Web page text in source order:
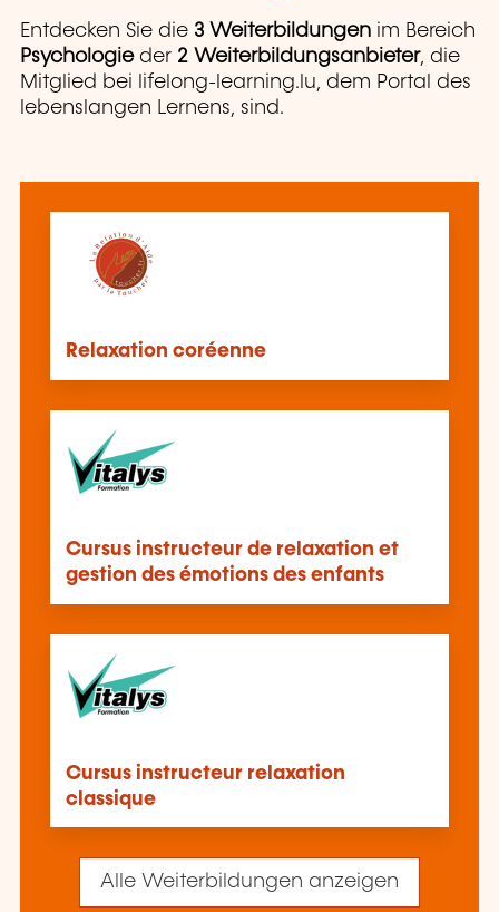
Entdecken Sie die 3 Weiterbildungen im Bereich
Psychologieder 2 Weiterbildungsanbieter, die
Mitglied bei lifelong-learning.lu, dem Portal des
lebenslangen Lernens, sind.
Relaxation coréenne
Cursus instructeur de relaxation et
gestion des émotions des enfants
Cursus instructeur relaxation
classique
Alle Weiterbildungen anzeigen